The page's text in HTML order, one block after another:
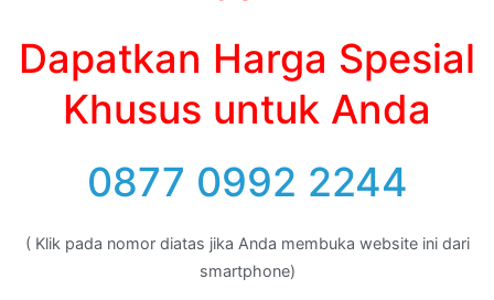
Dapatkan Harga Spesial
Khusus untuk Anda
0877 0992 2244
( Klik pada nomor diatas jika Anda membuka website ini dari
smartphone)